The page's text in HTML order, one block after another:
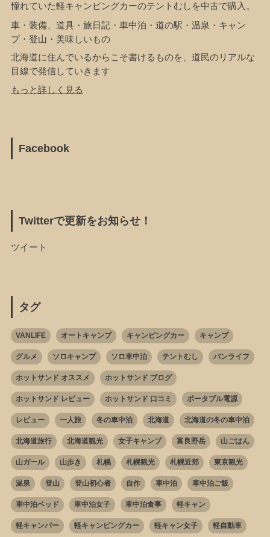
憧れていた軽キャンピングカーのテントむしを中古で購入。
車・装備、道具・旅日記・車中泊・道の駅・温泉・キャン
プ・登山・美味しいもの
北海道に住んでいるからこそ書けるものを、道民のリアルな
目線で発信していきます
もっと詳しく見る
Facebook
Twitterで更新をお知らせ！
ツイート
タグ
VANLIFE オートキャンプ キャンピングカー キャンプ
グルメ ソロキャンプ ソロ車中泊 テントむし バンライフ
ホットサンド オススメ ホットサンド ブログ
ホットサンド レビュー ホットサンド 口コミ ポータブル電源
レビュー 一人旅 冬の車中泊 北海道 北海道の冬の車中泊
北海道旅行 北海道観光 女子キャンプ 富良野岳 山ごはん
山ガール 山歩き 札幌 札幌観光 札幌近郊 東京観光
温泉 登山 登山初心者 自作 車中泊 車中泊ご飯
車中泊ベッド 車中泊女子 車中泊食事 軽キャン
軽キャンパー 軽キャンピングカー 軽キャン女子 軽自動車